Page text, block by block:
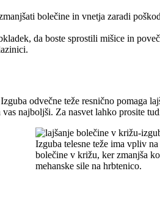
bolečine in vnetja zaradi
da boste sprostili mišice in
odvečne teže resnično pomaga
najboljši. Za nasvet lahko prosite
Izguba telesne teže ima vpliv na
bolečine v križu, ker zmanjša
mehanske sile na hrbtenico.